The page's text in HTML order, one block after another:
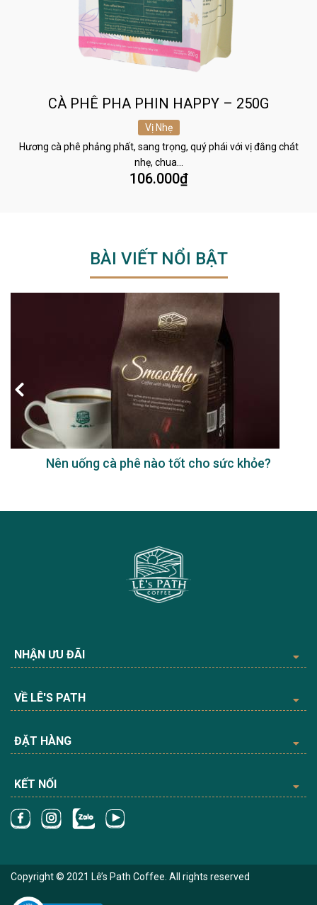
CÀ PHÊ PHA PHIN HAPPY – 250G
Vị Nhẹ
Hương cà phê phảng phất, sang trọng, quý phái với vị đắng chát
nhẹ, chua…
106.000₫
BÀI VIẾT NỔI BẬT
Nên uống cà phê nào tốt cho sức khỏe?
NHẬN ƯU ĐÃI
VỀ LÊ'S PATH
ĐẶT HÀNG
KẾT NỐI
Copyright © 2021 Lê’s Path Coffee. All rights reserved